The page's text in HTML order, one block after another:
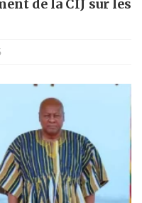
de la CIJ sur les